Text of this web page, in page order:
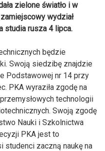
zielone światło i w
wydział
studia rusza 4 lipca.
będzie
Swoją siedzibę znajdzie
Podstawowej nr 14 przy
PKA wyraziła zgodę na
technologii
Swoją zgodę
Nauki i Szkolnictwa
PKA jest to
studenci zaczną naukę na